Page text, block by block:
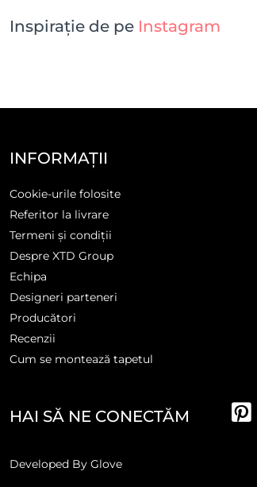
Inspirație de pe Instagram
INFORMAȚII
Cookie-urile folosite
Referitor la livrare
Termeni și condiții
Despre XTD Group
Echipa
Designeri parteneri
Producători
Recenzii
Cum se montează tapetul
HAI SĂ NE CONECTĂM
Developed By Glove